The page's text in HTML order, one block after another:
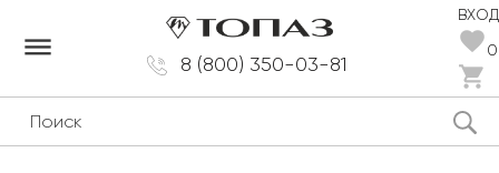
8 (800) 350-03-81
ВХОД
0
dehaze